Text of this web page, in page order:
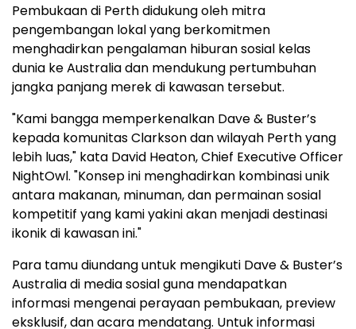
Pembukaan di Perth didukung oleh mitra
pengembangan lokal yang berkomitmen
menghadirkan pengalaman hiburan sosial kelas
dunia ke Australia dan mendukung pertumbuhan
jangka panjang merek di kawasan tersebut.
"Kami bangga memperkenalkan Dave & Buster’s
kepada komunitas Clarkson dan wilayah Perth yang
lebih luas," kata David Heaton, Chief Executive Officer
NightOwl. "Konsep ini menghadirkan kombinasi unik
antara makanan, minuman, dan permainan sosial
kompetitif yang kami yakini akan menjadi destinasi
ikonik di kawasan ini."
Para tamu diundang untuk mengikuti Dave & Buster’s
Australia di media sosial guna mendapatkan
informasi mengenai perayaan pembukaan, preview
eksklusif, dan acara mendatang. Untuk informasi